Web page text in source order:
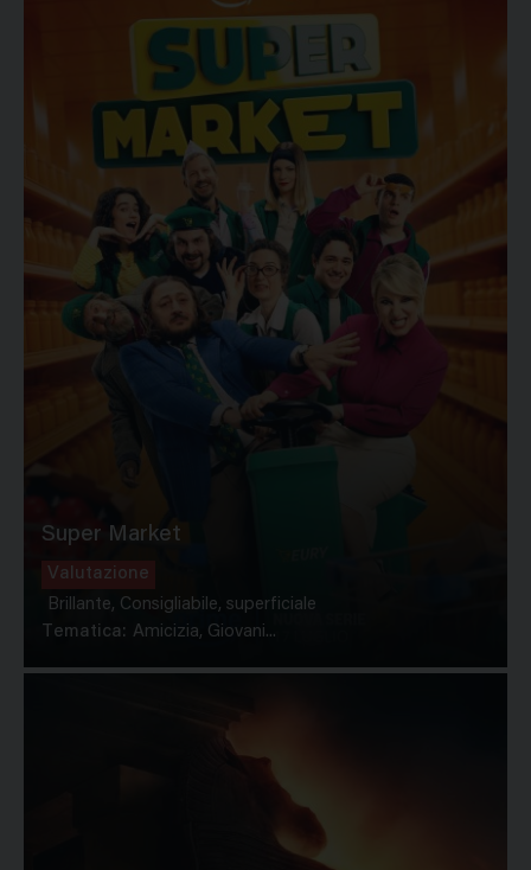
Super Market
Valutazione
Brillante, Consigliabile, superficiale
Tematica: Amicizia, Giovani...